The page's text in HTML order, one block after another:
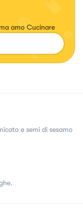
amo Cucinare
e semi di sesamo